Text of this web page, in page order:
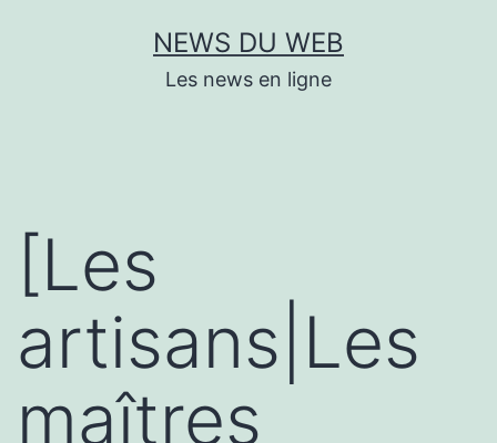
NEWS DU WEB
Les news en ligne
[Les
artisans|Les
maîtres